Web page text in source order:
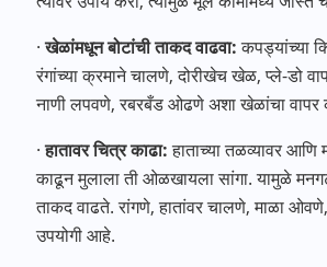
·खेळांमधून बोटांची ताकद वाढवा:कपड्यांच्या
रंगांच्या क्रमाने चालणे, दोरीखेच खेळ, प्ले-डो
नाणी लपवणे, रबरबँड ओढणे अशा खेळांचा वापर
·हातावर चित्र काढा:हाताच्या तळव्यावर आणि
काढून मुलाला ती ओळखायला सांगा. यामुळे
ताकद वाढते. रांगणे, हातांवर चालणे, माळा
उपयोगी आहे.